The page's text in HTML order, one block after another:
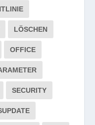
LÖSCHEN
OFFICE
SECURITY